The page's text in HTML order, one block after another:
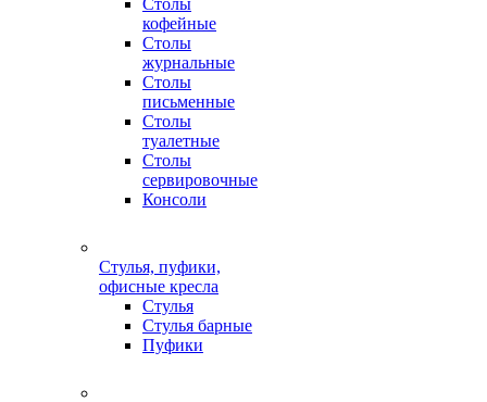
Столы
кофейные
Столы
журнальные
Столы
письменные
Столы
туалетные
Столы
сервировочные
Консоли
Стулья, пуфики,
офисные кресла
Стулья
Стулья барные
Пуфики